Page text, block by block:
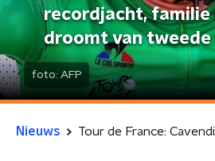
recordjacht, familie
droomt van tweede
foto: AFP
Nieuws